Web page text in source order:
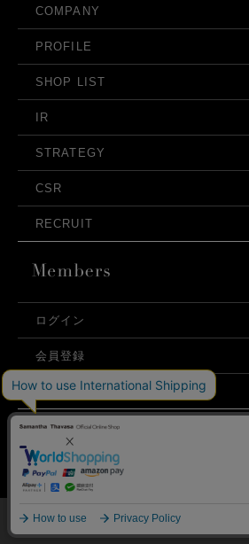
COMPANY
PROFILE
SHOP LIST
IR
STRATEGY
CSR
RECRUIT
ログイン
会員登録
利用規約
お問い合わせ
プライバシーポリシー
©Samantha Thavasa Japan Limited
弊社はCookieを利用し、Webの利便性向
ております。「承諾する」をクリックして
くと、お客様に最適な内容を提供すること
ご覧ください。